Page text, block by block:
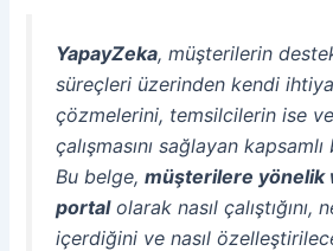
YapayZeka, müşterilerin
süreçleri üzerinden kendi
çözmelerini, temsilcilerin ise
çalışmasını sağlayan
Bu belge,müşterilere yönelik
portalolarak nasıl çalıştığını,
içerdiğini ve nasıl